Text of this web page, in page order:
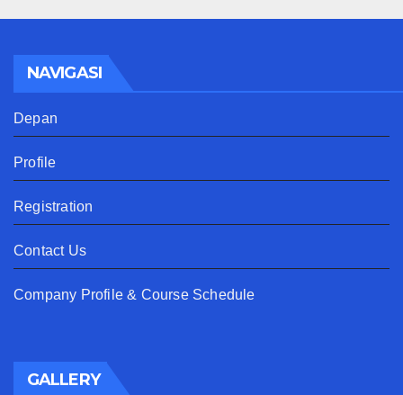
NAVIGASI
Depan
Profile
Registration
Contact Us
Company Profile & Course Schedule
GALLERY